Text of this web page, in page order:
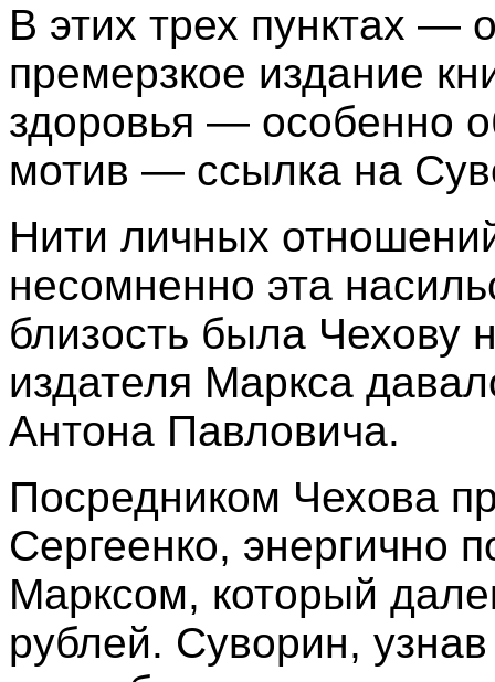
В этих трех пунктах —
премерзкое издание
здоровья — особенно
мотив — ссылка на
Нити личных
несомненно эта
близость была Чехову
издателя Маркса
Антона Павловича.
Посредником Чехова
Сергеенко, энергично
Марксом, который
рублей. Суворин,